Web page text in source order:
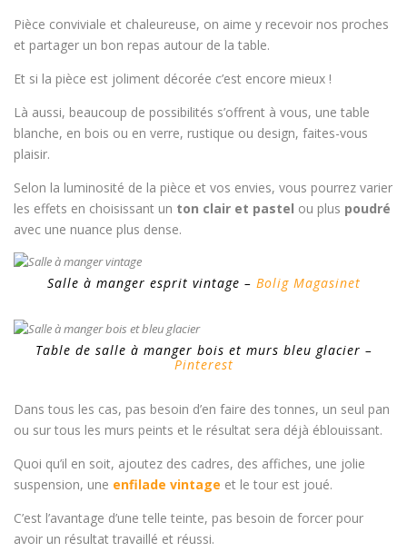
Pièce conviviale et chaleureuse, on aime y recevoir nos proches
et partager un bon repas autour de la table.
Et si la pièce est joliment décorée c’est encore mieux !
Là aussi, beaucoup de possibilités s’offrent à vous, une table
blanche, en bois ou en verre, rustique ou design, faites-vous
plaisir.
Selon la luminosité de la pièce et vos envies, vous pourrez varier
les effets en choisissant un ton clair et pastel ou plus poudré
avec une nuance plus dense.
Salle à manger esprit vintage – Bolig Magasinet
Table de salle à manger bois et murs bleu glacier –
Pinterest
Dans tous les cas, pas besoin d’en faire des tonnes, un seul pan
ou sur tous les murs peints et le résultat sera déjà éblouissant.
Quoi qu’il en soit, ajoutez des cadres, des affiches, une jolie
suspension, une enfilade vintage et le tour est joué.
C’est l’avantage d’une telle teinte, pas besoin de forcer pour
avoir un résultat travaillé et réussi.